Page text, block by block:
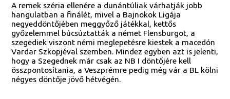
A remek széria ellenére a dunántúliak várhatják jobb
hangulatban a finálét, mivel a Bajnokok Ligája
negyeddöntőjében meggyőző játékkal, kettős
győzelemmel búcsúztatták a német Flensburgot, a
szegediek viszont némi meglepetésre kiestek a macedón
Vardar Szkopjéval szemben. Mindez egyben azt is jelenti,
hogy a Szegednek már csak az NB I döntőjére kell
összpontosítania, a Veszprémre pedig még vár a BL kölni
négyes döntője jövő hétvégén.